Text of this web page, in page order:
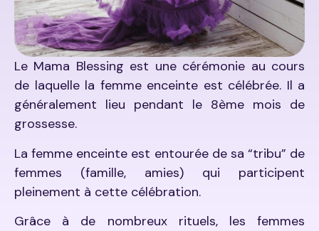
Le Mama Blessing est une cérémonie au cours
de laquelle la femme enceinte est célébrée. Il a
généralement lieu pendant le 8ème mois de
grossesse.
La femme enceinte est entourée de sa “tribu” de
femmes (famille, amies) qui participent
pleinement à cette célébration.
Grâce à de nombreux rituels, les femmes